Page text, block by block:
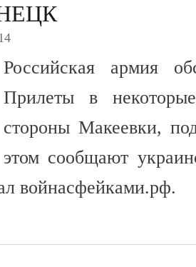
Российская армия
Прилеты в
стороны Макеевки,
этом сообщают
войнасфейками.рф.